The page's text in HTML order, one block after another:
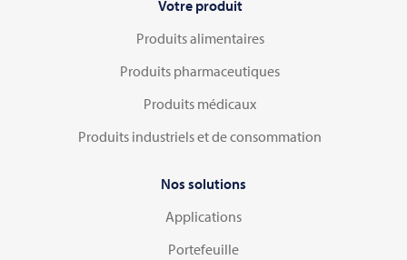
Votre produit
Produits alimentaires
Produits pharmaceutiques
Produits médicaux
Produits industriels et de consommation
Nos solutions
Applications
Portefeuille